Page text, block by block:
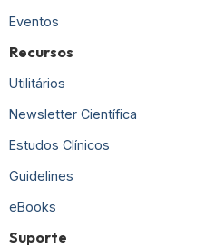
Eventos
Recursos
Utilitários
Newsletter Científica
Estudos Clínicos
Guidelines
eBooks
Suporte